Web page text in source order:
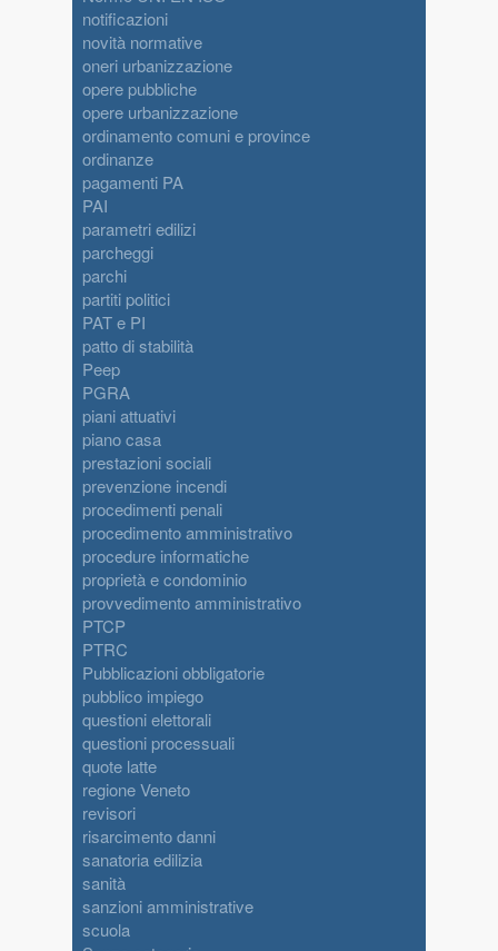
notificazioni
novità normative
oneri urbanizzazione
opere pubbliche
opere urbanizzazione
ordinamento comuni e province
ordinanze
pagamenti PA
PAI
parametri edilizi
parcheggi
parchi
partiti politici
PAT e PI
patto di stabilità
Peep
PGRA
piani attuativi
piano casa
prestazioni sociali
prevenzione incendi
procedimenti penali
procedimento amministrativo
procedure informatiche
proprietà e condominio
provvedimento amministrativo
PTCP
PTRC
Pubblicazioni obbligatorie
pubblico impiego
questioni elettorali
questioni processuali
quote latte
regione Veneto
revisori
risarcimento danni
sanatoria edilizia
sanità
sanzioni amministrative
scuola